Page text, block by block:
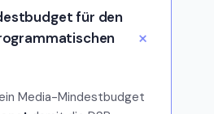
für den
Media-Mindestbudget